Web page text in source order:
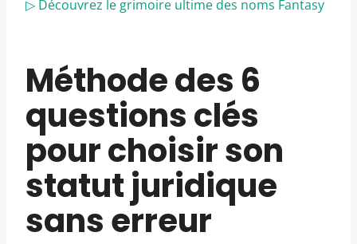
▷ Découvrez le grimoire ultime des noms Fantasy
Méthode des 6
questions clés
pour choisir son
statut juridique
sans erreur